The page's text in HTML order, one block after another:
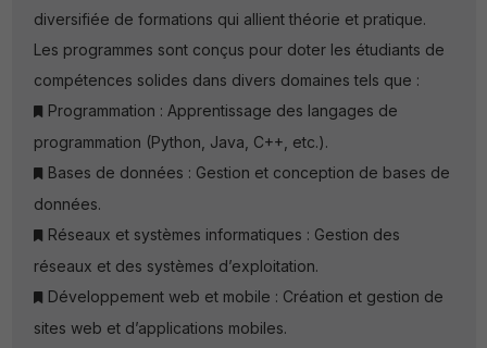
diversifiée de formations qui allient théorie et pratique.
Les programmes sont conçus pour doter les étudiants de
compétences solides dans divers domaines tels que :
Programmation : Apprentissage des langages de
programmation (Python, Java, C++, etc.).
Bases de données : Gestion et conception de bases de
données.
Réseaux et systèmes informatiques : Gestion des
réseaux et des systèmes d’exploitation.
Développement web et mobile : Création et gestion de
sites web et d’applications mobiles.